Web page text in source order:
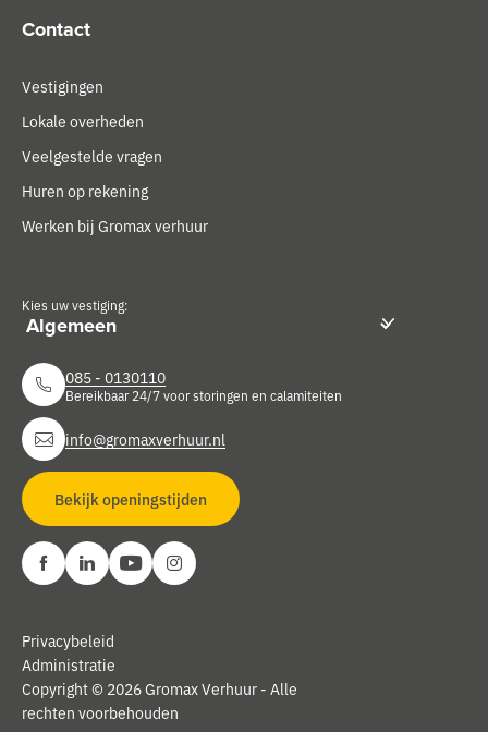
Contact
Vestigingen
Lokale overheden
Veelgestelde vragen
Huren op rekening
Werken bij Gromax verhuur
Kies uw vestiging:
085 - 0130110
Bereikbaar 24/7 voor storingen en calamiteiten
info@gromaxverhuur.nl
Bekijk openingstijden
Copyright © 2026 Gromax Verhuur - Alle
rechten voorbehouden
Privacybeleid
Administratie